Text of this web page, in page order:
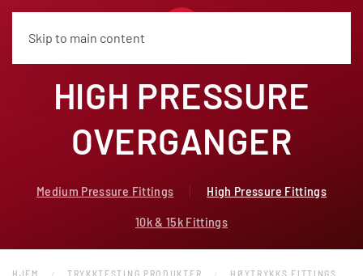
Skip to main content
HIGH PRESSURE
OVERGANGER
Medium Pressure Fittings
High Pressure Fittings
10k & 15k Fittings
HJEM TRYKKTESTING PRODUKTER
HØYTRYKKS FITTINGS